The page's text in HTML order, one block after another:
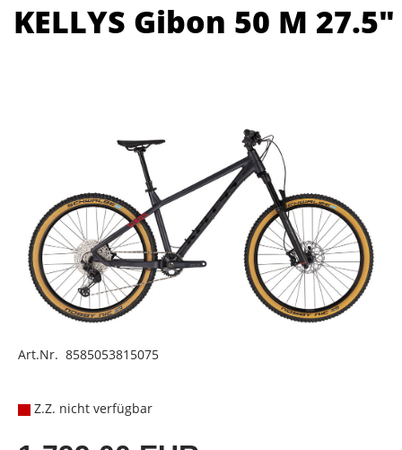
KELLYS Gibon 50 M 27.5"
Art.Nr. 8585053815075
Z.Z. nicht verfügbar